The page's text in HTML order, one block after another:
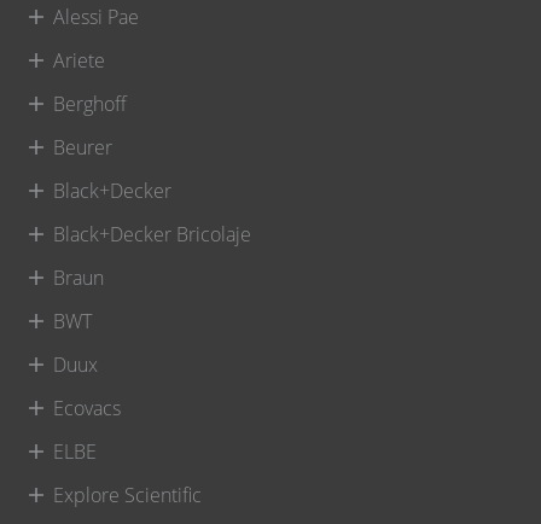
Alessi Pae
Ariete
Berghoff
Beurer
Black+Decker
Black+Decker Bricolaje
Braun
BWT
Duux
Ecovacs
ELBE
Explore Scientific